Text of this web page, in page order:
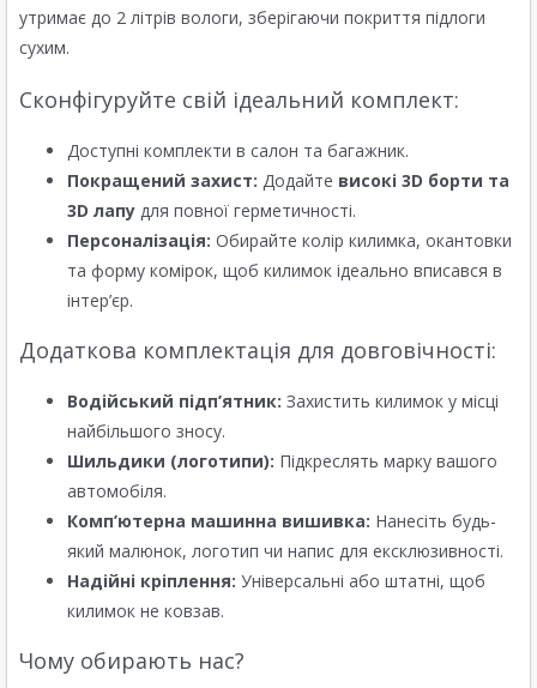
утримає до 2 літрів вологи, зберігаючи покриття підлоги
сухим.
Сконфігуруйте свій ідеальний комплект:
Доступні комплекти в салон та багажник.
Покращений захист: Додайте високі 3D борти та
3D лапу для повної герметичності.
Персоналізація: Обирайте колір килимка, окантовки
та форму комірок, щоб килимок ідеально вписався в
інтер’єр.
Додаткова комплектація для довговічності:
Водійський підп’ятник: Захистить килимок у місці
найбільшого зносу.
Шильдики (логотипи): Підкреслять марку вашого
автомобіля.
Комп’ютерна машинна вишивка: Нанесіть будь-
який малюнок, логотип чи напис для ексклюзивності.
Надійні кріплення: Універсальні або штатні, щоб
килимок не ковзав.
Чому обирають нас?